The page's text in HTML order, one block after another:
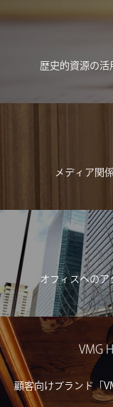
歴史的資源の活
メディア関
オフィスへのア
VMG
顧客向けブランド「